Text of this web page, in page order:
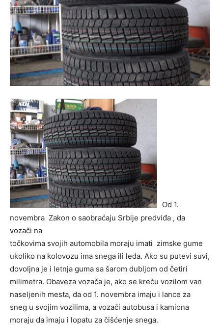
Od 1.
novembra Zakon o saobraćaju Srbije predviđa , da
vozači na
točkovima svojih automobila moraju imati zimske gume
ukoliko na kolovozu ima snega ili leda. Ako su putevi suvi,
dovoljna je i letnja guma sa šarom dubljom od četiri
milimetra. Obaveza vozača je, ako se kreću vozilom van
naseljenih mesta, da od 1. novembra imaju i lance za
sneg u svojim vozilima, a vozači autobusa i kamiona
moraju da imaju i lopatu za čišćenje snega.